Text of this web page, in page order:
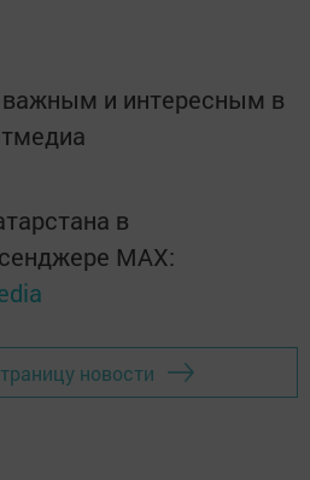
и интересным в
в
MАХ:
новости